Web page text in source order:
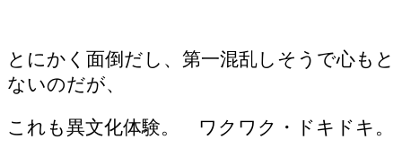
とにかく面倒だし、第一混乱しそうで心もと
ないのだが、
これも異文化体験。 ワクワク・ドキドキ。